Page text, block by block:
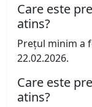
Care este
atins?
Prețul minim a
22.02.2026.
Care este
atins?